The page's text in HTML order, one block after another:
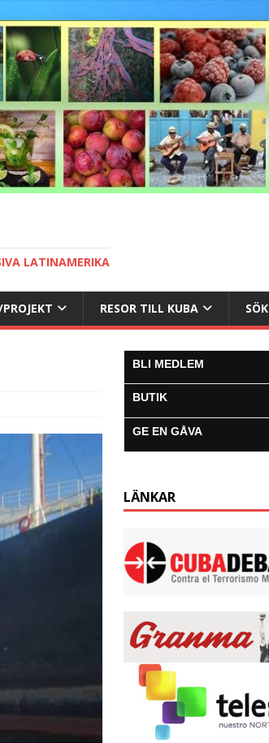
LATINAMERIKA
RESOR TILL KUBA SÖK
BLI MEDLEM
BUTIK
GE EN GÅVA
LÄNKAR